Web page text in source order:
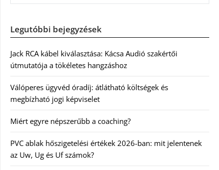
Legutóbbi bejegyzések
Jack RCA kábel kiválasztása: Kácsa Audió szakértői
útmutatója a tökéletes hangzáshoz
Válóperes ügyvéd óradíj: átlátható költségek és
megbízható jogi képviselet
Miért egyre népszerűbb a coaching?
PVC ablak hőszigetelési értékek 2026-ban: mit jelentenek
az Uw, Ug és Uf számok?